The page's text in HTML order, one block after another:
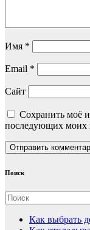
Имя *
Email *
Сайт
Сохранить моё
последующих моих
Поиск
Как выбрать